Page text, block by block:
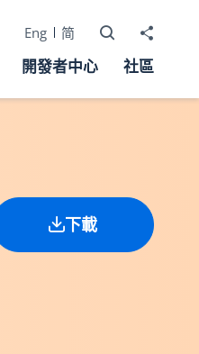
Eng 简 打開搜尋器
分享至
開發者中心 社區
下載